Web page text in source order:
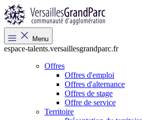
Menu
espace-talents.versaillesgrandparc.fr
Offres
Offres d'emploi
Offres d'alternance
Offres de stage
Offre de service
Territoire